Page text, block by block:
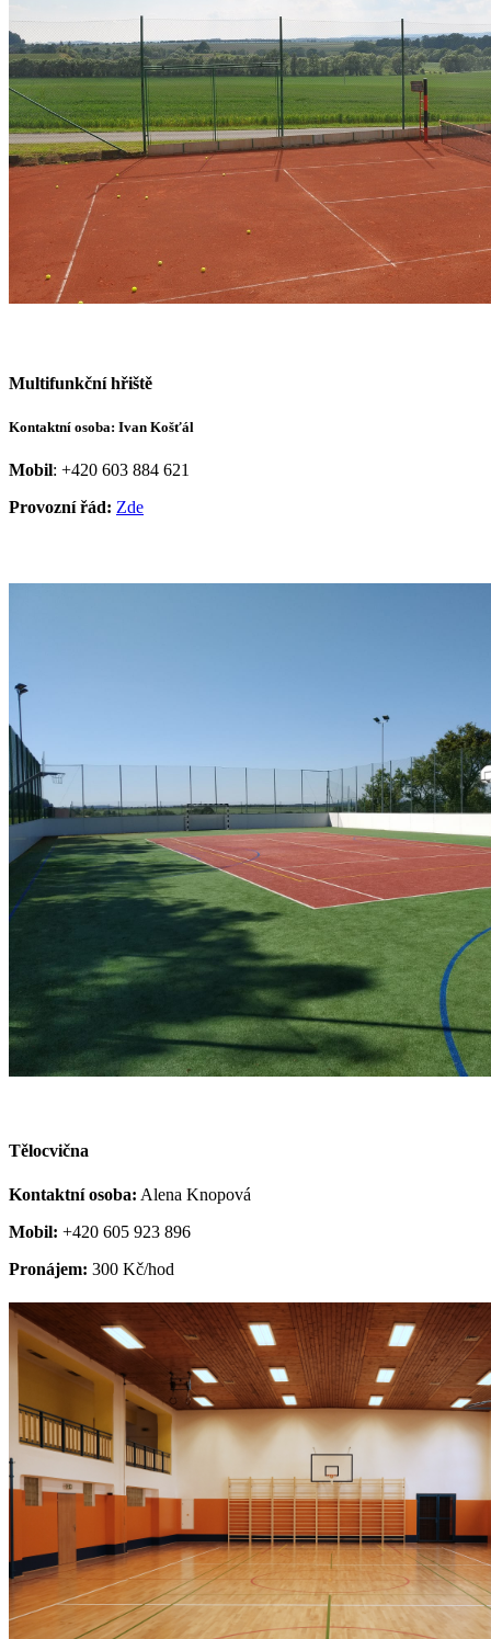
Multifunkční hřiště
Kontaktní osoba: Ivan Košťál
Mobil: +420 603 884 621
Provozní řád: Zde
Tělocvična
Kontaktní osoba: Alena Knopová
Mobil: +420 605 923 896
Pronájem: 300 Kč/hod